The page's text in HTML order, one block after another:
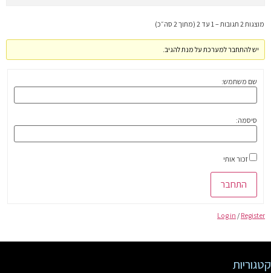
מוצגות 2 תגובות – 1 עד 2 (מתוך 2 סה״כ)
יש להתחבר למערכת על מנת להגיב.
שם משתמש:
סיסמה:
זכור אותי
התחבר
Log in / Register
קטגוריות